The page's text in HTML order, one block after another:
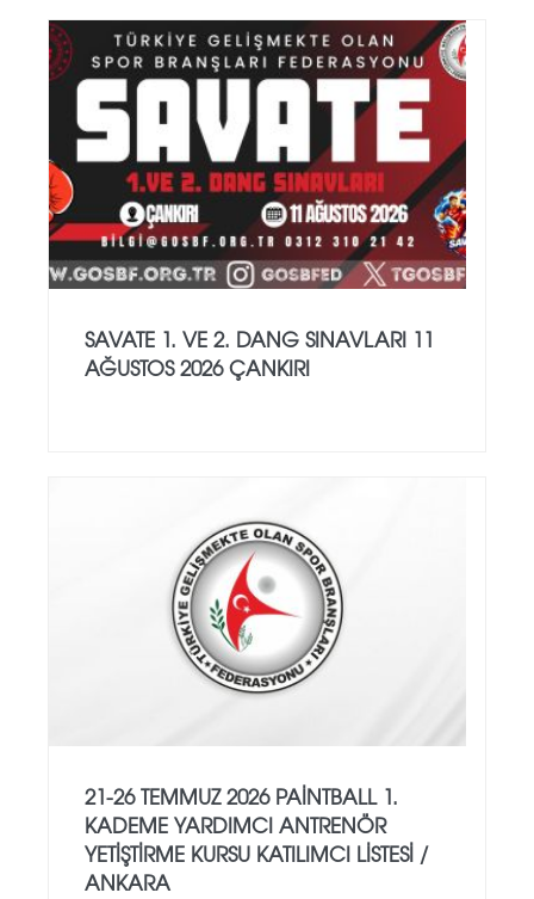
SAVATE 1. VE 2. DANG SINAVLARI 11
AĞUSTOS 2026 ÇANKIRI
21-26 TEMMUZ 2026 PAİNTBALL 1.
KADEME YARDIMCI ANTRENÖR
YETİŞTİRME KURSU KATILIMCI LİSTESİ /
ANKARA